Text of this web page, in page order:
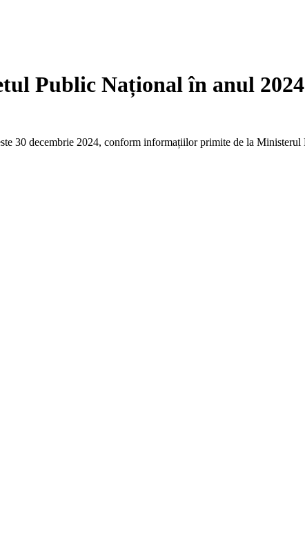
Public Național în anul 2024
30 decembrie 2024, conform informațiilor primite de la Ministerul